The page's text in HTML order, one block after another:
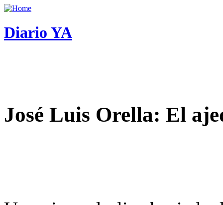
Diario YA
José Luis Orella: El